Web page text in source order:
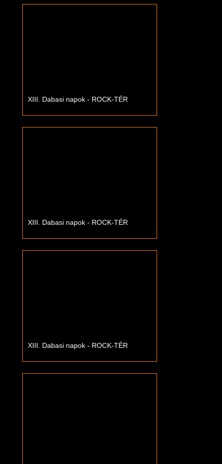
XIII. Dabasi napok - ROCK-TÉR
XIII. Dabasi napok - ROCK-TÉR
XIII. Dabasi napok - ROCK-TÉR